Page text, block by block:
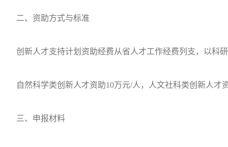
二、资助方式与标准
创新人才支持计划资助经费从省人才工作经费列支，以科
自然科学类创新人才资助10万元/人，人文社科类创新人才
三、申报材料